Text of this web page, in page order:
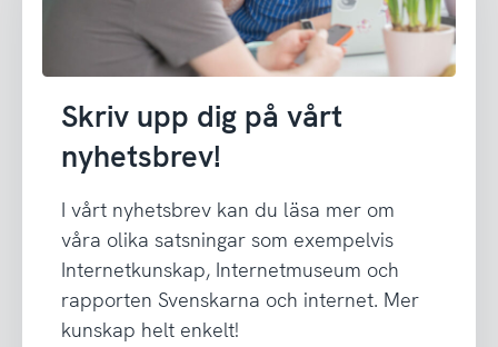
Skriv upp dig på vårt
nyhetsbrev!
I vårt nyhetsbrev kan du läsa mer om
våra olika satsningar som exempelvis
Internetkunskap, Internetmuseum och
rapporten Svenskarna och internet. Mer
kunskap helt enkelt!